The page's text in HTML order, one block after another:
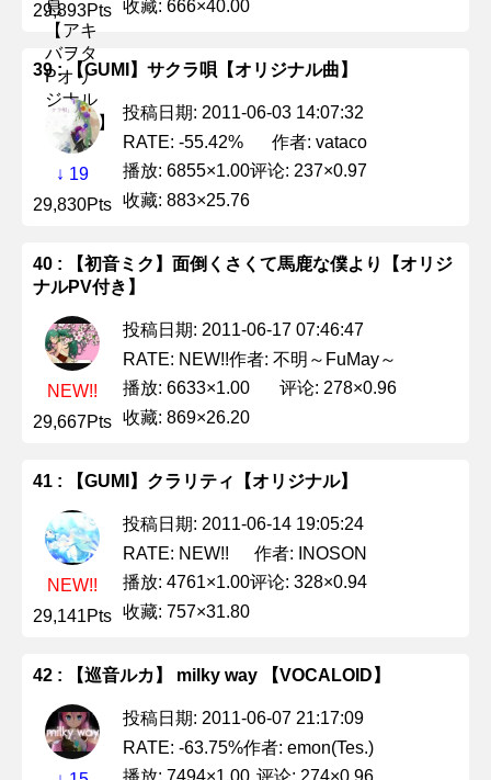
29,893Pts 收藏: 666×40.00
39 : 【GUMI】サクラ唄【オリジナル曲】
↓ 19
29,830Pts
投稿日期: 2011-06-03 14:07:32
RATE: -55.42%
作者: vataco
播放: 6855×1.00评论: 237×0.97
收藏: 883×25.76
40 : 【初音ミク】面倒くさくて馬鹿な僕より【オリジ
ナルPV付き】
NEW!!
29,667Pts
投稿日期: 2011-06-17 07:46:47
RATE: NEW!!作者: 不明～FuMay～
播放: 6633×1.00
评论: 278×0.96
收藏: 869×26.20
41 : 【GUMI】クラリティ【オリジナル】
NEW!!
29,141Pts
投稿日期: 2011-06-14 19:05:24
RATE: NEW!!
作者: INOSON
播放: 4761×1.00评论: 328×0.94
收藏: 757×31.80
42 : 【巡音ルカ】 milky way 【VOCALOID】
投稿日期: 2011-06-07 21:17:09
RATE: -63.75%作者: emon(Tes.)
播放: 7494×1.00 评论: 274×0.96